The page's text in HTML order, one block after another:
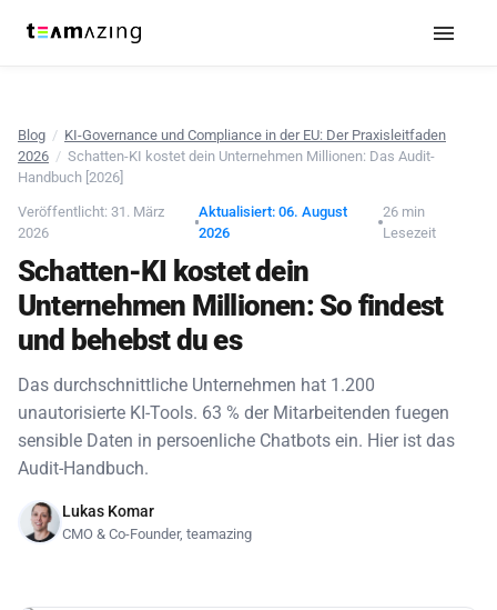
Blog / KI-Governance und Compliance in der EU: Der Praxisleitfaden
2026 / Schatten-KI kostet dein Unternehmen Millionen: Das Audit-
Handbuch [2026]
Veröffentlicht: 31. März
2026
Aktualisiert: 06. August
2026
26 min
Lesezeit
Schatten-KI kostet dein
Unternehmen Millionen: So findest
und behebst du es
Das durchschnittliche Unternehmen hat 1.200
unautorisierte KI-Tools. 63 % der Mitarbeitenden fuegen
sensible Daten in persoenliche Chatbots ein. Hier ist das
Audit-Handbuch.
Lukas Komar
CMO & Co-Founder, teamazing